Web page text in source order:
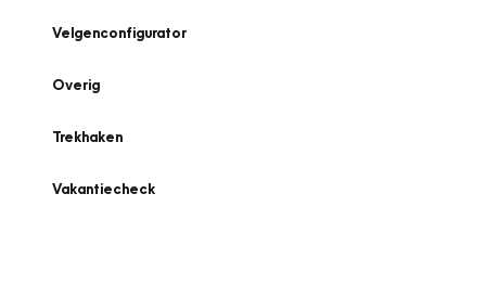
Velgenconfigurator
Overig
Trekhaken
Vakantiecheck